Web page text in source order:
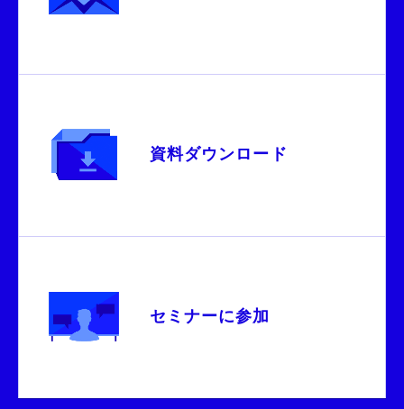
資料ダウンロード
セミナーに参加